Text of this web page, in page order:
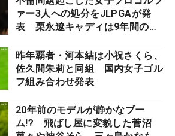
ァー3人への処分をJLPGAが発
表 栗永遼キャディは9年間の立
昨年覇者・河本結は小祝さくら、
佐久間朱莉と同組 国内女子ゴル
フ組み合わせ発表
20年前のモデルが静かなブー
ム!? 飛ばし屋に変貌した菅沼